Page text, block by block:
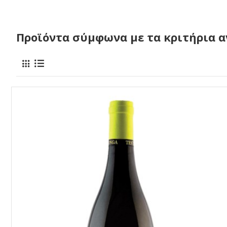
Προϊόντα σύμφωνα με τα κριτήρια